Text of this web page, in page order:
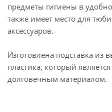
предметы гигиены в
также имеет место для
аксессуаров.
Изготовлена подставка из
пластика, который
долговечным материалом.